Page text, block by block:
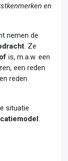
en
nemen de
. Ze
is, m.a.w. een
een reden
reden
situatie
:​